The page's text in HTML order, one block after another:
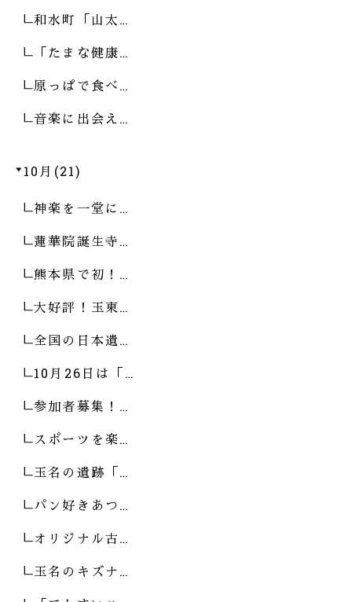
和水町「山太…
「たまな健康…
原っぱで食べ…
音楽に出会え…
10月(21)
神楽を一堂に…
蓮華院誕生寺…
熊本県で初！…
大好評！玉東…
全国の日本遺…
10月26日は「…
参加者募集！…
スポーツを楽…
玉名の遺跡「…
パン好きあつ…
オリジナル古…
玉名のキズナ…